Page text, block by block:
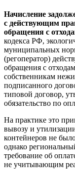
Начисление
с действующим
обращения с
кодекса РФ,
муниципальных
(регоператор)
обращения с
собственникам
подписанного
типовой договор,
обязательство по
На практике это
вывозу и
контейнеров не
однако
требование об
не учитывающим